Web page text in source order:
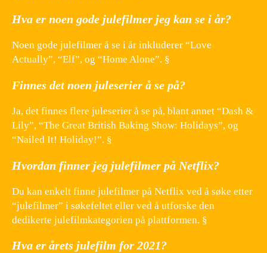
Hva er noen gode julefilmer jeg kan se i år?
Noen gode julefilmer å se i år inkluderer “Love
Actually”, “Elf”, og “Home Alone”. §
Finnes det noen juleserier å se på?
Ja, det finnes flere juleserier å se på, blant annet “Dash &
Lily”, “The Great British Baking Show: Holidays”, og
“Nailed It! Holiday!”. §
Hvordan finner jeg julefilmer på Netflix?
Du kan enkelt finne julefilmer på Netflix ved å søke etter
“julefilmer” i søkefeltet eller ved å utforske den
dedikerte julefilmkategorien på plattformen. §
Hva er årets julefilm for 2021?